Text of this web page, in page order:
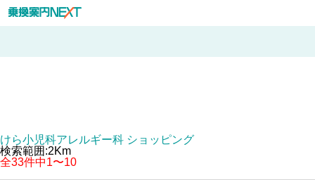
けら小児科アレルギー科 ショッピング
検索範囲:2Km
全33件中1〜10